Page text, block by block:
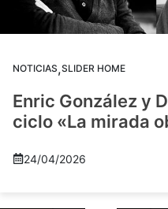
NOTICIAS,SLIDER HOME
Enric González y
ciclo «La mirada
24/04/2026